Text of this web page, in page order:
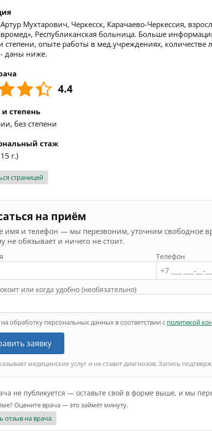
Мухтарович, Черкесск, Карачаево-Черкессия,
Республиканская больница. Больше
степени, опыте работы в мед.учреждениях, количестве
даны ниже.
4.4
и степень
без степени
стаж
г.)
страницей
на приём
имя и телефон — мы перезвоним, уточним свободное
не обязывает и ничего не стоит.
Телефон
или когда удобно (необязательно)
обработку персональных данных в соответствии с политикой
заявку
медицинских услуг и не ставит диагнозов. Запись
не публикуется — оставьте свой в форме выше, и мы
Оцените врача — это займёт минуту.
отзыв на врача